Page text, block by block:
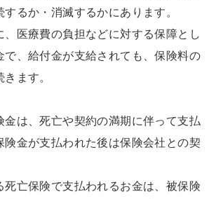
るか・消滅するかにあります。
、医療費の負担などに対する保障とし
で、給付金が支給されても、保険料の
ます。
金は、死亡や契約の満期に伴って支払
険金が支払われた後は保険会社との契
死亡保険で支払われるお金は、被保険